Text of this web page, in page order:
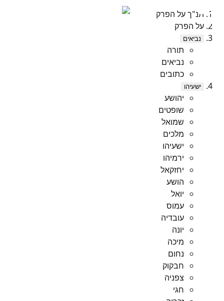
תנ"ך על הפרק
על הפרק
נביאים
תורה
נביאים
כתובים
ישעיהו
יהושע
שופטים
שמואל
מלכים
ישעיהו
ירמיהו
יחזקאל
הושע
יואל
עמוס
עובדיה
יונה
מיכה
נחום
חבקוק
צפניה
חגי